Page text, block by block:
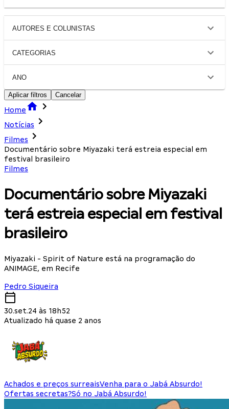
AUTORES E COLUNISTAS
CATEGORIAS
ANO
Aplicar filtros Cancelar
Home
Notícias
Filmes
Documentário sobre Miyazaki terá estreia especial em
festival brasileiro
Filmes
Documentário sobre Miyazaki
terá estreia especial em festival
brasileiro
Miyazaki - Spirit of Nature está na programação do
ANIMAGE, em Recife
Pedro Siqueira
30.set.24 às 18h52
Atualizado há quase 2 anos
Achados e preços surreaisVenha para o Jabá Absurdo!
Ofertas secretas?Só no Jabá Absurdo!